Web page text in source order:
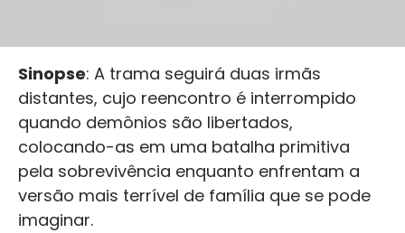
Sinopse: A trama seguirá duas irmãs
distantes, cujo reencontro é interrompido
quando demônios são libertados,
colocando-as em uma batalha primitiva
pela sobrevivência enquanto enfrentam a
versão mais terrível de família que se pode
imaginar.